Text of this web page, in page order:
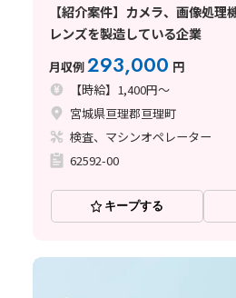
【紹介案件】カメラ、画像処
レンズを製造している企業
月収例293,000 円
【時給】1,400円～
宮城県亘理郡亘理町
検査、マシンオペレーター
62592-00
キープする